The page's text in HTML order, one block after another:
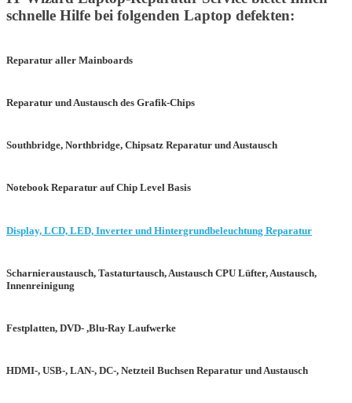
schnelle Hilfe bei folgenden Laptop defekten:
Reparatur aller Mainboards
Reparatur und Austausch des Grafik-Chips
Southbridge, Northbridge, Chipsatz Reparatur und Austausch
Notebook Reparatur auf Chip Level Basis
Display, LCD, LED, Inverter und Hintergrundbeleuchtung Reparatur
Scharnieraustausch, Tastaturtausch, Austausch CPU Lüfter, Austausch,
Innenreinigung
Festplatten, DVD- ,Blu-Ray Laufwerke
HDMI-, USB-, LAN-, DC-, Netzteil Buchsen Reparatur und Austausch